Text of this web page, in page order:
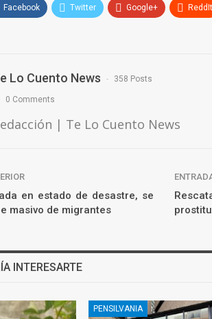
Facebook Twitter Google+ ReddIt
Lo Cuento News 358 Posts
0 Comments
| Te Lo Cuento News
en estado de desastre, se
masivo de migrantes
INTERESARTE
PENSILVANIA